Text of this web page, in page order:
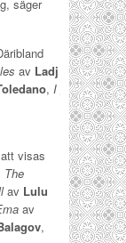
säger
av Ladj Ly,The
, I guds
visas
The
av Lulu
av
,